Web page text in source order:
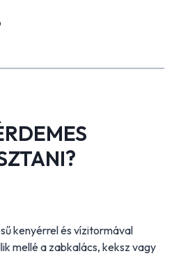
kenyérrel és vízitormával
mellé a zabkalács, keksz vagy